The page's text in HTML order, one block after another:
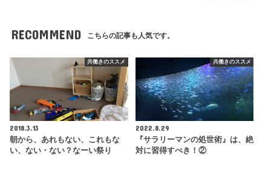
RECOMMEND こちらの記事も人気です。
共働きのススメ
2018.3.13
朝から、あれもない、これもな
い、ない・ない？なーい祭り
共働きのススメ
2022.8.29
『サラリーマンの処世術』は、絶
対に習得すべき！②